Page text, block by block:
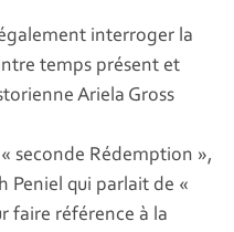
interroger la
temps présent et
Ariela Gross
seconde Rédemption »,
Peniel qui parlait de «
faire référence à la